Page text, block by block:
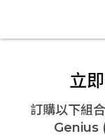
立
訂購以下組
Genius